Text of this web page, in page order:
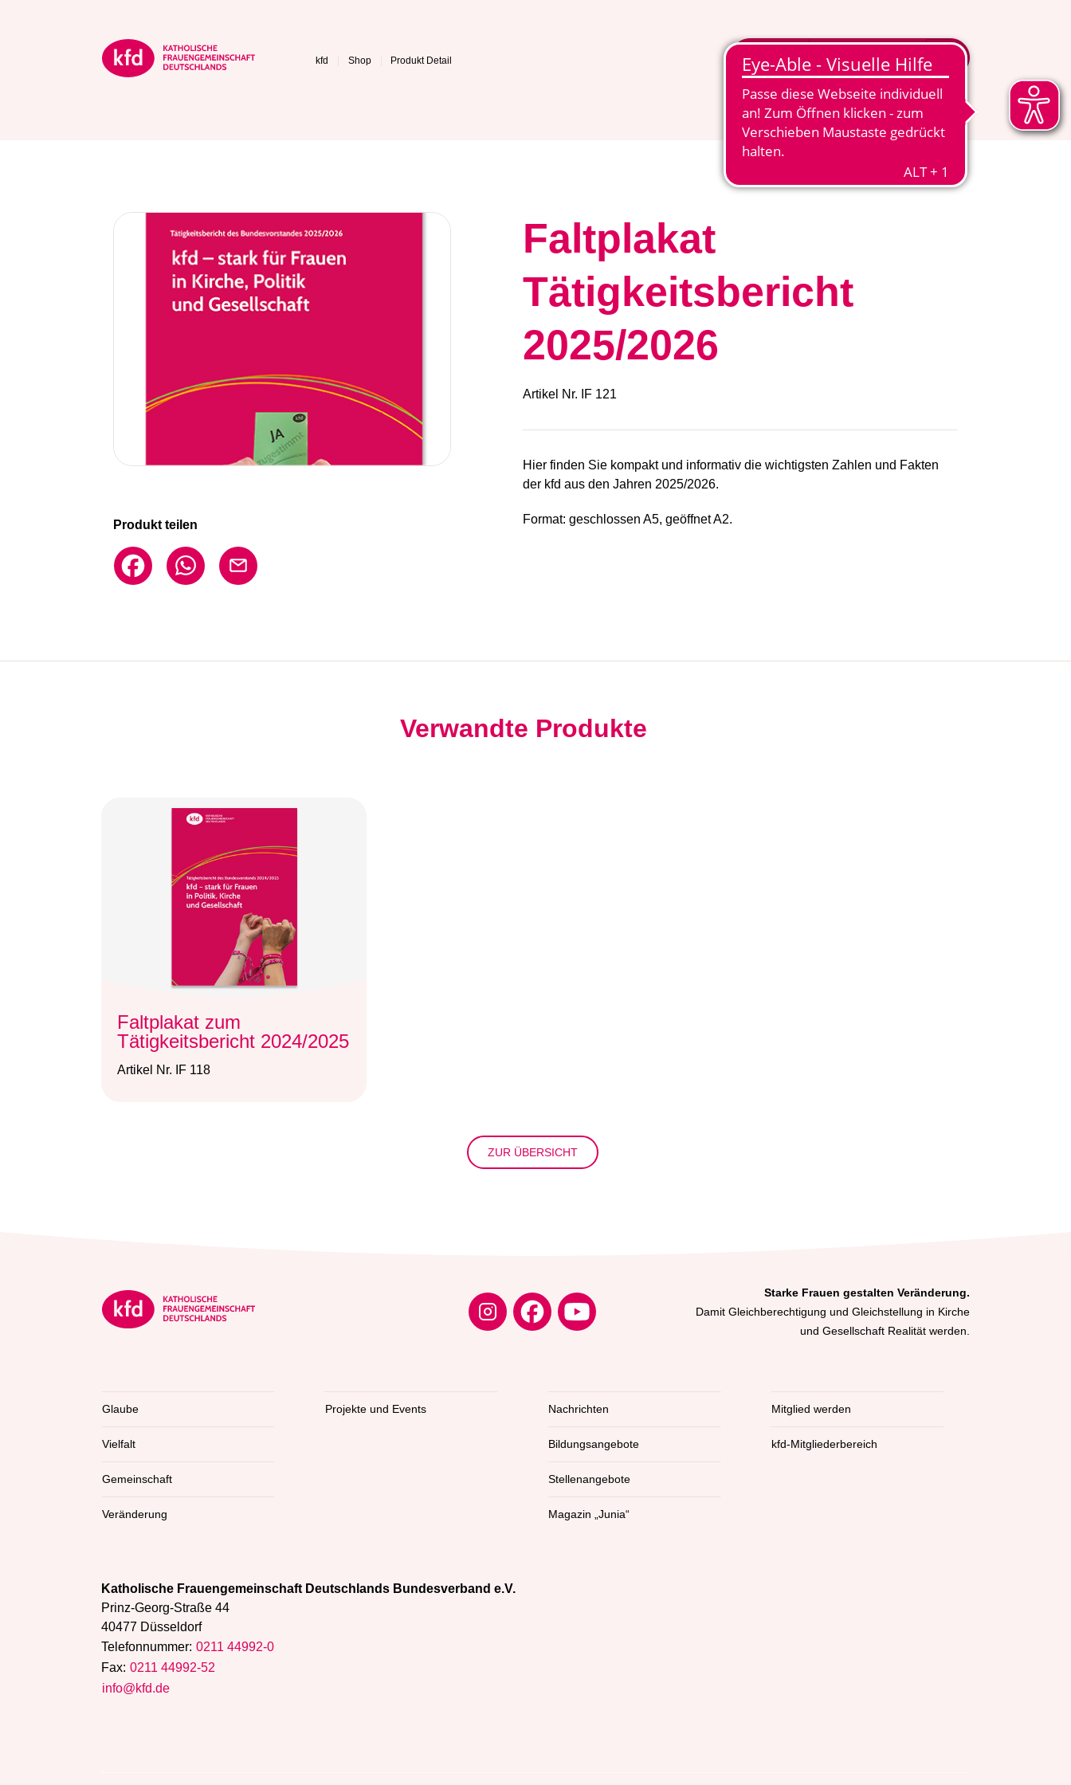
MENÜ MITGLIED WERDEN
kfd Shop Produkt Detail
Produkt teilen
Faltplakat
Tätigkeitsbericht
2025/2026
Artikel Nr. IF 121
Hier finden Sie kompakt und informativ die wichtigsten Zahlen und Fakten
der kfd aus den Jahren 2025/2026.
Format: geschlossen A5, geöffnet A2.
Verwandte Produkte
Faltplakat zum
Tätigkeitsbericht 2024/2025
Artikel Nr. IF 118
ZUR ÜBERSICHT
Starke Frauen gestalten Veränderung.
Damit Gleichberechtigung und Gleichstellung in Kirche
und Gesellschaft Realität werden.
Glaube
Vielfalt
Gemeinschaft
Veränderung
Projekte und Events Nachrichten
Bildungsangebote
Stellenangebote
Magazin „Junia“
Mitglied werden
kfd-Mitgliederbereich
Katholische Frauengemeinschaft Deutschlands Bundesverband e.V.
Prinz-Georg-Straße 44
40477 Düsseldorf
Telefonnummer: 0211 44992-0
Fax: 0211 44992-52
info@kfd.de